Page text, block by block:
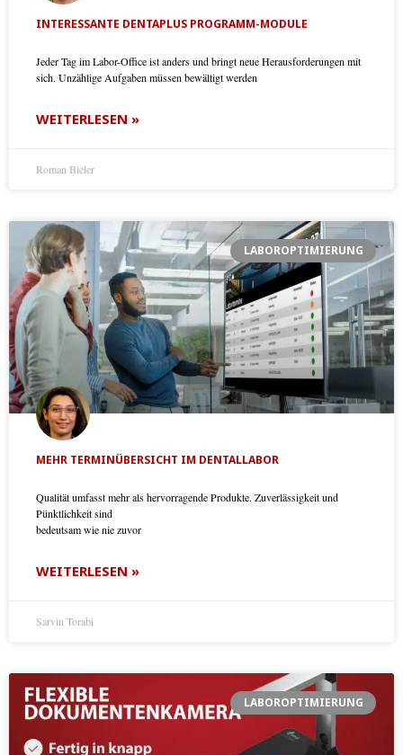
INTERESSANTE DENTAPLUS PROGRAMM-MODULE
Jeder Tag im Labor-Office ist anders und bringt neue Herausforderungen mit
sich. Unzählige Aufgaben müssen bewältigt werden
WEITERLESEN »
Roman Bieler
LABOROPTIMIERUNG
MEHR TERMINÜBERSICHT IM DENTALLABOR
Qualität umfasst mehr als hervorragende Produkte. Zuverlässigkeit und
Pünktlichkeit sind
bedeutsam wie nie zuvor
WEITERLESEN »
Sarvin Torabi
LABOROPTIMIERUNG